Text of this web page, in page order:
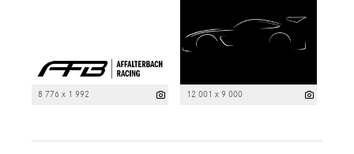
8 776 x 1 992 12 001 x 9 000